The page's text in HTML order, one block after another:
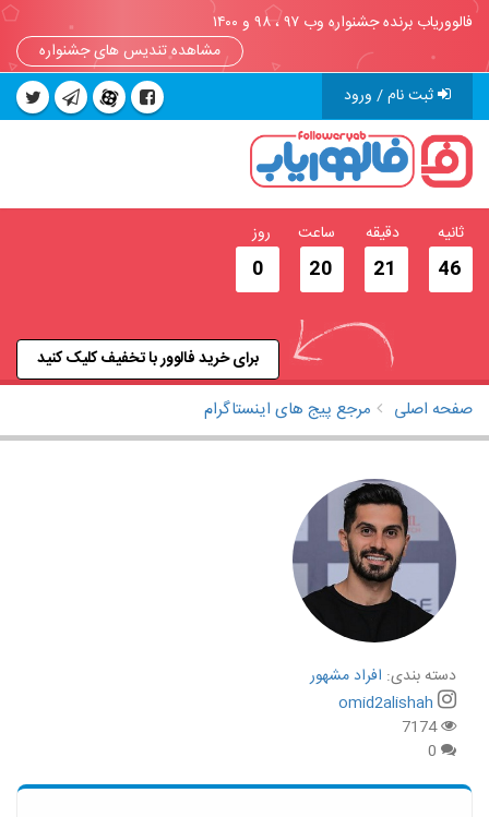
فالووریاب برنده جشنواره وب ۹۷ ، ۹۸ و ۱۴۰۰
مشاهده تندیس های جشنواره
ثبت نام / ورود
46
ثانیه
21
دقیقه
20
ساعت
0
روز
برای خرید فالوور با تخفیف کلیک کنید
صفحه اصلی مرجع پیج های اینستاگرام
دسته بندی: افراد مشهور
omid2alishah
7174